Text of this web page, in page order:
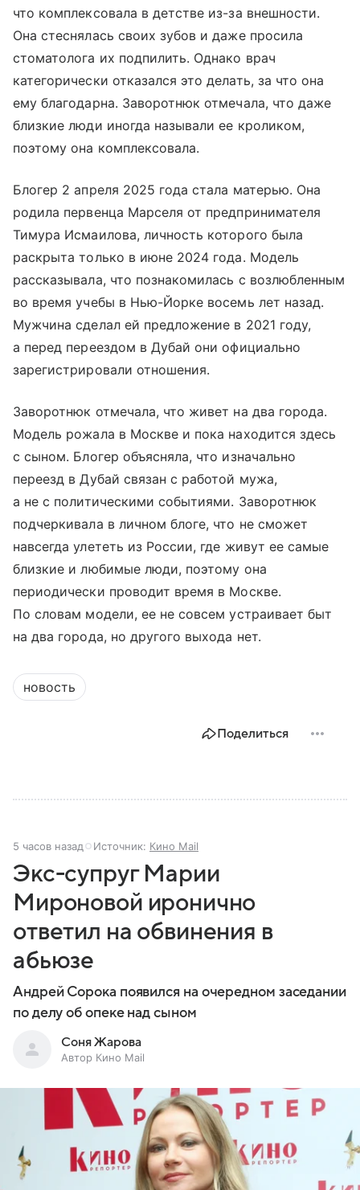
что комплексовала в детстве из-за внешности.
Она стеснялась своих зубов и даже просила
стоматолога их подпилить. Однако врач
категорически отказался это делать, за что она
ему благодарна. Заворотнюк отмечала, что даже
близкие люди иногда называли ее кроликом,
поэтому она комплексовала.
Блогер 2 апреля 2025 года стала матерью. Она
родила первенца Марселя от предпринимателя
Тимура Исмаилова, личность которого была
раскрыта только в июне 2024 года. Модель
рассказывала, что познакомилась с возлюбленным
во время учебы в Нью-Йорке восемь лет назад.
Мужчина сделал ей предложение в 2021 году,
а перед переездом в Дубай они официально
зарегистрировали отношения.
Заворотнюк отмечала, что живет на два города.
Модель рожала в Москве и пока находится здесь
с сыном. Блогер объясняла, что изначально
переезд в Дубай связан с работой мужа,
а не с политическими событиями. Заворотнюк
подчеркивала в личном блоге, что не сможет
навсегда улететь из России, где живут ее самые
близкие и любимые люди, поэтому она
периодически проводит время в Москве.
По словам модели, ее не совсем устраивает быт
на два города, но другого выхода нет.
новость
Поделиться
5 часов назад Источник: Кино Mail
Экс-супруг Марии
Мироновой иронично
ответил на обвинения в
абьюзе
Андрей Сорока появился на очередном заседании
по делу об опеке над сыном
Соня Жарова
Автор Кино Mail